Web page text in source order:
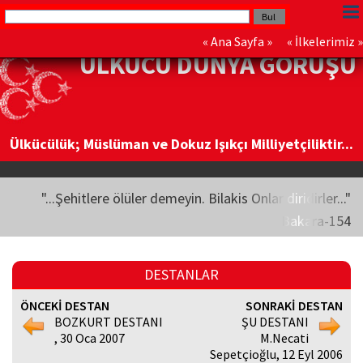
« Ana Sayfa » « İlkelerimiz »
ÜLKÜCÜ DÜNYA GÖRÜŞÜ
Ülkücülük; Müslüman ve Dokuz Işıkçı Milliyetçiliktir...
"...Şehitlere ölüler demeyin. Bilakis Onlar diridirler..."
Bakara-154
DESTANLAR
ÖNCEKİ DESTAN
BOZKURT DESTANI
, 30 Oca 2007
SONRAKİ DESTAN
ŞU DESTANI
M.Necati
Sepetçioğlu, 12 Eyl 2006